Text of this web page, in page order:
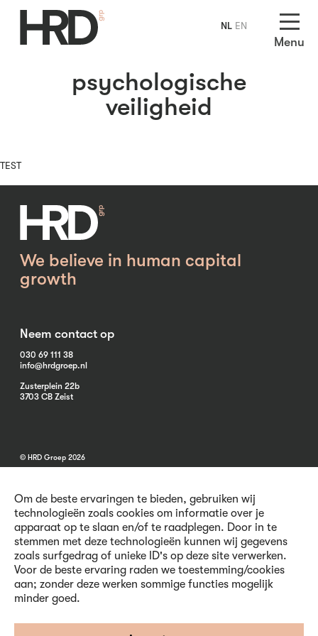
Om de beste ervaringen te bieden, gebruiken wij
technologieën zoals cookies om informatie over je
apparaat op te slaan en/of te raadplegen. Door in te
stemmen met deze technologieën kunnen wij gegevens
zoals surfgedrag of unieke ID's op deze site verwerken.
Voor de beste ervaring raden we toestemming/cookies
aan; zonder deze werken sommige functies mogelijk
minder goed.
Menu
psychologische
veiligheid
TEST
We believe in human capital
growth
Neem contact op
030 69 111 38
info@hrdgroep.nl
Zusterplein 22b
3703 CB Zeist
© HRD Groep 2026
Algemene informatie
Contact
Voorwaarden
Privacy en Cookies
Volg ons
NL EN